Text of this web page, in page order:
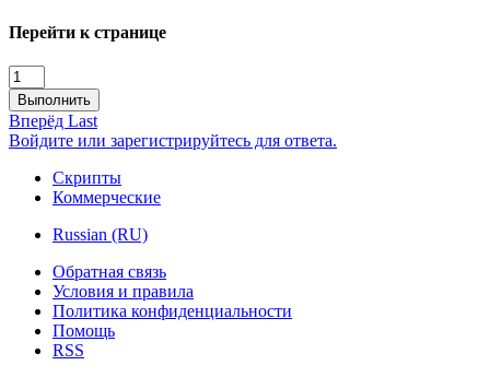
Перейти к странице
Выполнить
Вперёд Last
Войдите или зарегистрируйтесь для ответа.
Скрипты
Коммерческие
Russian (RU)
Обратная связь
Условия и правила
Политика конфиденциальности
Помощь
RSS